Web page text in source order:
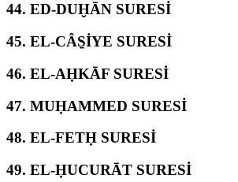
44. ED-DUḪĀN SURESİ
45. EL-CÂS̱İYE SURESİ
46. EL-AḤKĀF SURESİ
47. MUḤAMMED SURESİ
48. EL-FETḤ SURESİ
49. EL-ḤUCURĀT SURESİ